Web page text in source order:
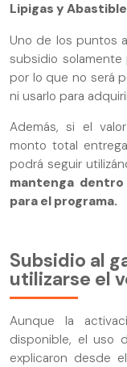
Lipigas y
Uno de los puntos
subsidio solamente
por lo que no será
ni usarlo para
Además, si el
monto total
podrá seguir
mantenga
para el programa.
Subsidio al
utilizarse el
Aunque la
disponible, el uso
explicaron desde